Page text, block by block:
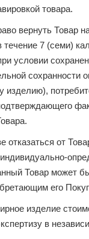
товара.
вернуть Товар
течение 7 (семи)
условии
сохранности
изделию),
отказаться от
Товар может
его
изделие
в